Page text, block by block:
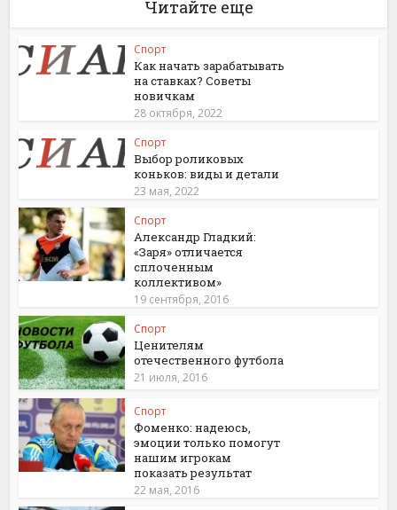
Читайте еще
Спорт
Как начать зарабатывать
на ставках? Советы
новичкам
28 октября, 2022
Спорт
Выбор роликовых
коньков: виды и детали
23 мая, 2022
Спорт
Александр Гладкий:
«Заря» отличается
сплоченным
коллективом»
19 сентября, 2016
Спорт
Ценителям
отечественного футбола
21 июля, 2016
Спорт
Фоменко: надеюсь,
эмоции только помогут
нашим игрокам
показать результат
22 мая, 2016